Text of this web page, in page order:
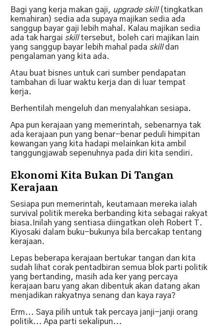
Bagi yang kerja makan gaji, upgrade skill(tingkatkan
kemahiran) sedia ada supaya majikan sedia ada
sanggup bayar gaji lebih mahal. Kalau majikan sedia
ada tak hargai skilltersebut, boleh cari majikan lain
yang sanggup bayar lebih mahal pada skilldan
pengalaman yang kita ada.
Atau buat bisnes untuk cari sumber pendapatan
tambahan di luar waktu kerja dan di luar tempat
kerja.
Berhentilah mengeluh dan menyalahkan sesiapa.
Apa pun kerajaan yang memerintah, sebenarnya tak
ada kerajaan pun yang benar-benar peduli himpitan
kewangan yang kita hadapi melainkan kita ambil
tanggungjawab sepenuhnya pada diri kita sendiri.
Ekonomi Kita Bukan Di Tangan
Kerajaan
Sesiapa pun memerintah, keutamaan mereka ialah
survival politik mereka berbanding kita sebagai rakyat
biasa.Inilah yang sentiasa diingatkan oleh Robert T.
Kiyosaki dalam buku-bukunya bila bercakap tentang
kerajaan.
Lepas beberapa kerajaan bertukar tangan dan kita
sudah lihat corak pentadbiran semua blok parti politik
yang bertanding, masih ada ker yang percaya
kerajaan baru yang akan dibentuk akan datang akan
menjadikan rakyatnya senang dan kaya raya?
Erm... Saya pilih untuk tak percaya janji-janji orang
politik... Apa parti sekalipun...